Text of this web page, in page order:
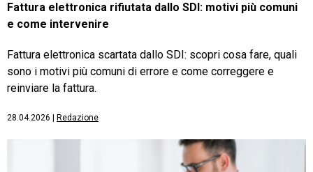
Fattura elettronica rifiutata dallo SDI: motivi più comuni
e come intervenire
Fattura elettronica scartata dallo SDI: scopri cosa fare, quali
sono i motivi più comuni di errore e come correggere e
reinviare la fattura.
28.04.2026 Redazione